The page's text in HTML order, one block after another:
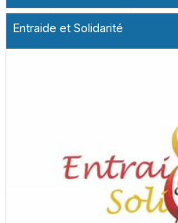
Entraide et Solidarité